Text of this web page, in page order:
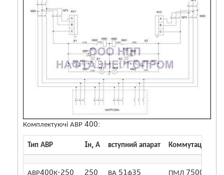
Комплектуючі АВР 400:
Тип АВР Iн, А вступний апарат Коммутаційне
АВР400К-250 250 ВА 51ф35 ПМЛ 7500